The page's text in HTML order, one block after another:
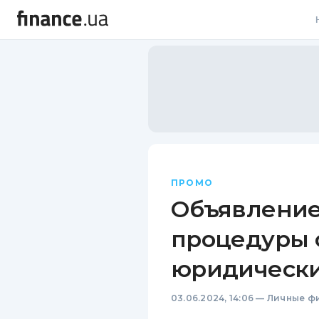
ПРОМО
процедуры
03.06.2024, 14:06 — Личные